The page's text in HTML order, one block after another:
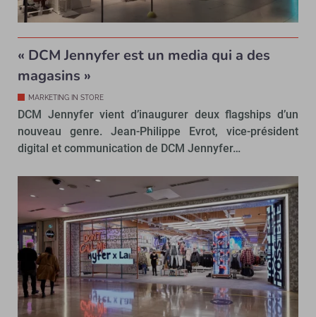
« DCM Jennyfer est un media qui a des
magasins »
MARKETING IN STORE
DCM Jennyfer vient d’inaugurer deux flagships d’un
nouveau genre. Jean-Philippe Evrot, vice-président
digital et communication de DCM Jennyfer…